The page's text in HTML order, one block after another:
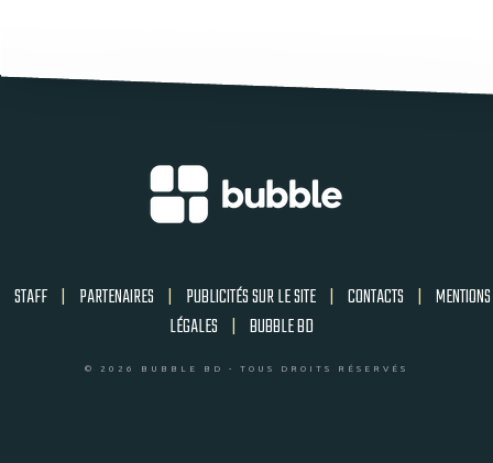
STAFF | PARTENAIRES | PUBLICITÉS SUR LE SITE | CONTACTS | MENTIONS
LÉGALES | BUBBLE BD
© 2026 BUBBLE BD - TOUS DROITS RÉSERVÉS